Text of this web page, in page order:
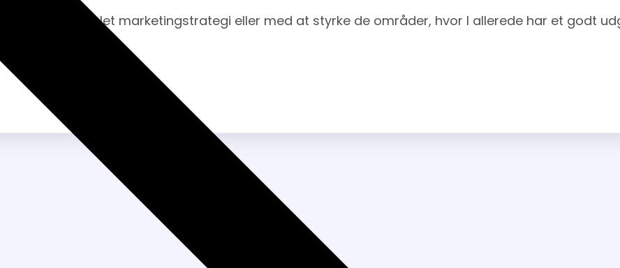
en komplet marketingstrategi eller med at styrke de områder, hvor I allerede har et godt